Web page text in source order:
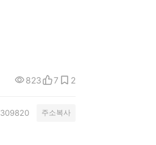
823 7 2
주소복사